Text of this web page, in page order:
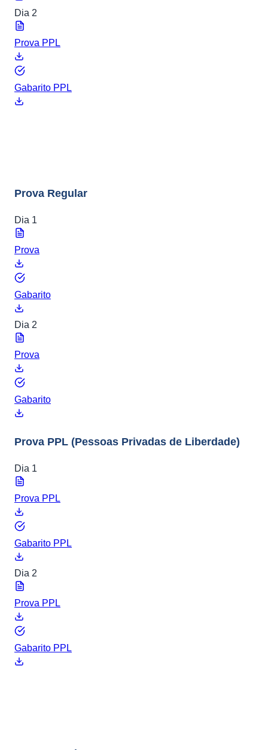
Dia 2
Prova PPL
Gabarito PPL
Prova Regular
Dia 1
Prova
Gabarito
Dia 2
Prova
Gabarito
Prova PPL (Pessoas Privadas de Liberdade)
Dia 1
Prova PPL
Gabarito PPL
Dia 2
Prova PPL
Gabarito PPL